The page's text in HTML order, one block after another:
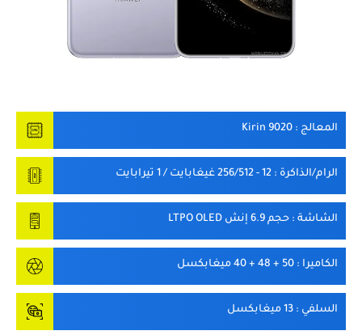
المعالج : Kirin 9020
الرام/الذاكرة : 12 - 256/512 غيغابايت / 1 تيرابايت
الشاشة : حجم 6.9 إنش LTPO OLED
الكاميرا : 50 + 48 + 40 ميغابكسل
السلفي : 13 ميغابكسل